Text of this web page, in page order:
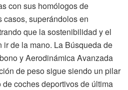
con sus homólogos de
casos, superándolos en
que la sostenibilidad y el
de la mano. La Búsqueda de
y Aerodinámica Avanzada
de peso sigue siendo un pilar
coches deportivos de última